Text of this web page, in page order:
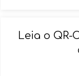
Leia o QR-